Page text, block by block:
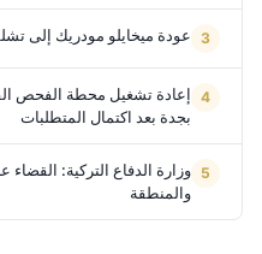
عودة ميخايلو مودريك إلى
إعادة تشغيل محطة الفحص
بجدة بعد اكتمال المتطلبات
وزارة الدفاع التركية: القضاء
والمنطقة